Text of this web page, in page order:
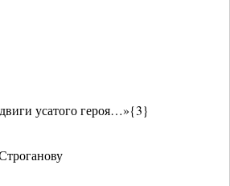
усатого героя…»{3}